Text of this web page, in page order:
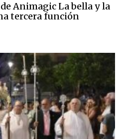
Animagic La bella y la
tercera función